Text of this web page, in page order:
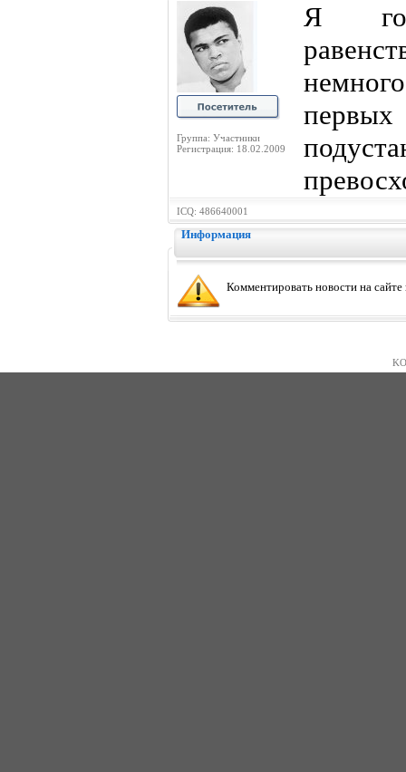
Группа: Участники
Регистрация: 18.02.2009
Я
ICQ: 486640001
Информация
Комментировать новости на